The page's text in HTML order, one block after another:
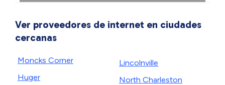
Ver proveedores de internet en ciudades
cercanas
Moncks Corner
Huger
Lincolnville
North Charleston